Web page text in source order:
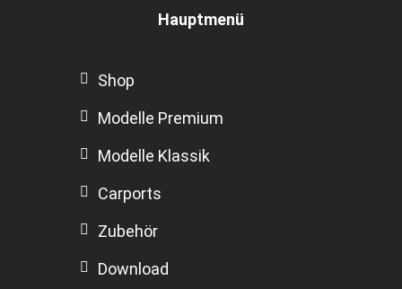
Hauptmenü
Shop
Modelle Premium
Modelle Klassik
Carports
Zubehör
Download